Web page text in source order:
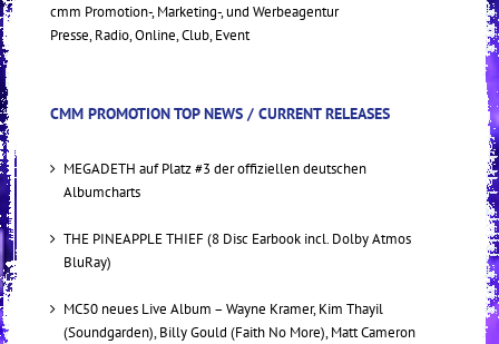
cmm Promotion-, Marketing-, und Werbeagentur
Presse, Radio, Online, Club, Event
CMM PROMOTION TOP NEWS / CURRENT RELEASES
MEGADETH auf Platz #3 der offiziellen deutschen
Albumcharts
THE PINEAPPLE THIEF (8 Disc Earbook incl. Dolby Atmos
BluRay)
MC50 neues Live Album – Wayne Kramer, Kim Thayil
(Soundgarden), Billy Gould (Faith No More), Matt Cameron